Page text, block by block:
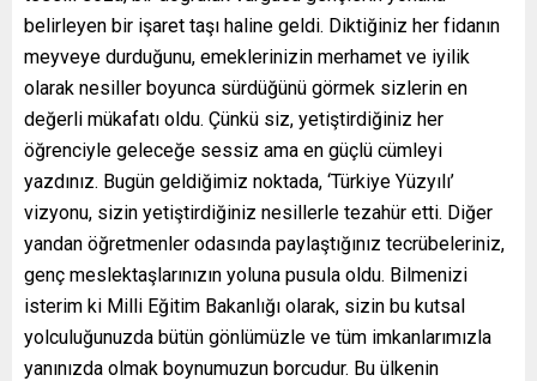
belirleyen bir işaret taşı haline geldi. Diktiğiniz her fidanın
meyveye durduğunu, emeklerinizin merhamet ve iyilik
olarak nesiller boyunca sürdüğünü görmek sizlerin en
değerli mükafatı oldu. Çünkü siz, yetiştirdiğiniz her
öğrenciyle geleceğe sessiz ama en güçlü cümleyi
yazdınız. Bugün geldiğimiz noktada, ‘Türkiye Yüzyılı’
vizyonu, sizin yetiştirdiğiniz nesillerle tezahür etti. Diğer
yandan öğretmenler odasında paylaştığınız tecrübeleriniz,
genç meslektaşlarınızın yoluna pusula oldu. Bilmenizi
isterim ki Milli Eğitim Bakanlığı olarak, sizin bu kutsal
yolculuğunuzda bütün gönlümüzle ve tüm imkanlarımızla
yanınızda olmak boynumuzun borcudur. Bu ülkenin